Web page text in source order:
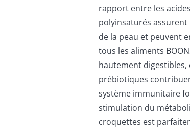
rapport entre les
polyinsaturés
de la peau et peuvent
tous les aliments
hautement digestibles,
prébiotiques
système immunitaire
stimulation du
croquettes est